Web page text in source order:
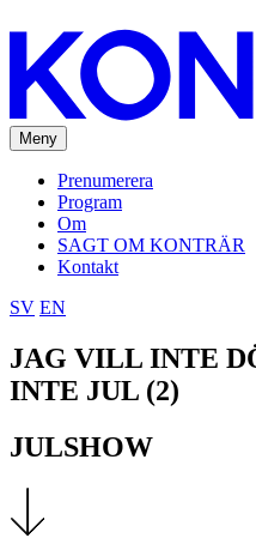
Meny
Prenumerera
Program
Om
SAGT OM KONTRÄR
Kontakt
SV EN
JAG VILL INTE
INTE JUL (2)
JULSHOW